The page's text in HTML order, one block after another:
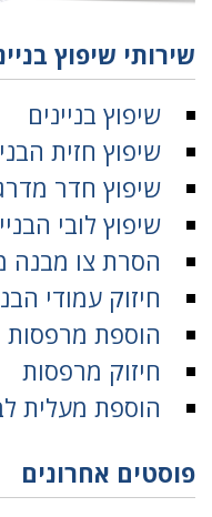
שירותי שיפוץ
שיפוץ בניינים
שיפוץ חזית
שיפוץ חדר
שיפוץ לובי
הסרת צו מבנה
חיזוק עמודי
הוספת מרפסות
חיזוק מרפסות
הוספת מעלית
פוסטים אחרונים